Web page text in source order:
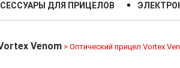
ДЛЯ ПРИЦЕЛОВ
Venom > Оптический прицел Vortex